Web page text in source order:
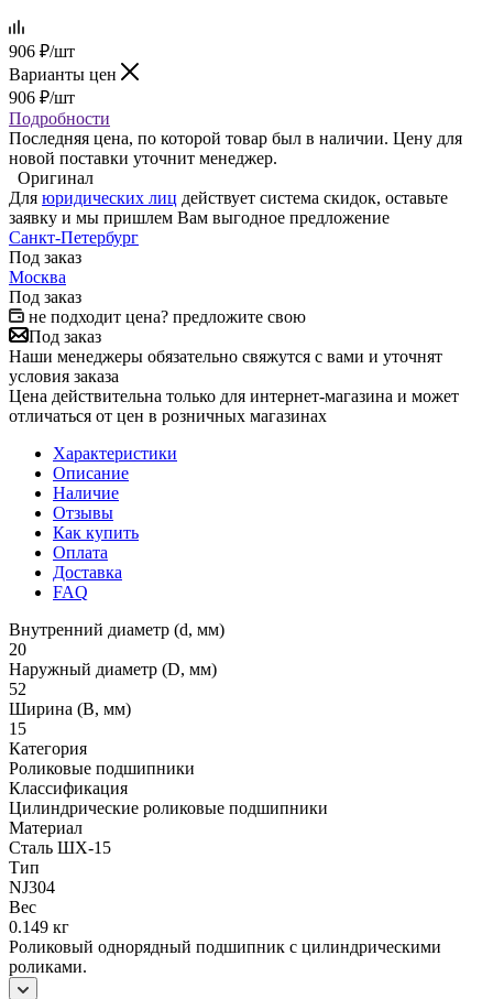
906 ₽/шт
Варианты цен
906 ₽/шт
Подробности
Последняя цена, по которой товар был в наличии. Цену для
новой поставки уточнит менеджер.
Оригинал
Для юридических лиц действует система скидок, оставьте
заявку и мы пришлем Вам выгодное предложение
Санкт-Петербург
Под заказ
Москва
Под заказ
не подходит цена? предложите свою
Под заказ
Наши менеджеры обязательно свяжутся с вами и уточнят
условия заказа
Цена действительна только для интернет-магазина и может
отличаться от цен в розничных магазинах
Характеристики
Описание
Наличие
Отзывы
Как купить
Оплата
Доставка
FAQ
Внутренний диаметр (d, мм)
20
Наружный диаметр (D, мм)
52
Ширина (B, мм)
15
Категория
Роликовые подшипники
Классификация
Цилиндрические роликовые подшипники
Материал
Сталь ШХ-15
Тип
NJ304
Вес
0.149 кг
Роликовый однорядный подшипник с цилиндрическими
роликами.